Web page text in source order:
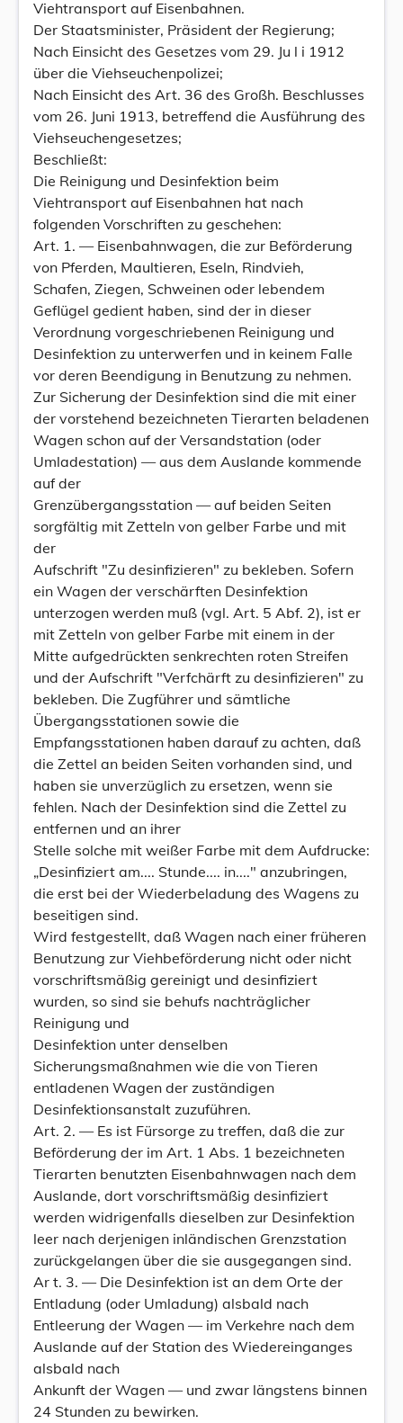
Viehtransport auf Eisenbahnen.
Der Staatsminister, Präsident der Regierung;
Nach Einsicht des Gesetzes vom 29. Ju l i 1912
über die Viehseuchenpolizei;
Nach Einsicht des Art. 36 des Großh. Beschlusses
vom 26. Juni 1913, betreffend die Ausführung des
Viehseuchengesetzes;
Beschließt:
Die Reinigung und Desinfektion beim
Viehtransport auf Eisenbahnen hat nach
folgenden Vorschriften zu geschehen:
Art. 1. — Eisenbahnwagen, die zur Beförderung
von Pferden, Maultieren, Eseln, Rindvieh,
Schafen, Ziegen, Schweinen oder lebendem
Geflügel gedient haben, sind der in dieser
Verordnung vorgeschriebenen Reinigung und
Desinfektion zu unterwerfen und in keinem Falle
vor deren Beendigung in Benutzung zu nehmen.
Zur Sicherung der Desinfektion sind die mit einer
der vorstehend bezeichneten Tierarten beladenen
Wagen schon auf der Versandstation (oder
Umladestation) — aus dem Auslande kommende
auf der
Grenzübergangsstation — auf beiden Seiten
sorgfältig mit Zetteln von gelber Farbe und mit
der
Aufschrift "Zu desinfizieren" zu bekleben. Sofern
ein Wagen der verschärften Desinfektion
unterzogen werden muß (vgl. Art. 5 Abf. 2), ist er
mit Zetteln von gelber Farbe mit einem in der
Mitte aufgedrückten senkrechten roten Streifen
und der Aufschrift "Verfchärft zu desinfizieren" zu
bekleben. Die Zugführer und sämtliche
Übergangsstationen sowie die
Empfangsstationen haben darauf zu achten, daß
die Zettel an beiden Seiten vorhanden sind, und
haben sie unverzüglich zu ersetzen, wenn sie
fehlen. Nach der Desinfektion sind die Zettel zu
entfernen und an ihrer
Stelle solche mit weißer Farbe mit dem Aufdrucke:
„Desinfiziert am.... Stunde.... in...." anzubringen,
die erst bei der Wiederbeladung des Wagens zu
beseitigen sind.
Wird festgestellt, daß Wagen nach einer früheren
Benutzung zur Viehbeförderung nicht oder nicht
vorschriftsmäßig gereinigt und desinfiziert
wurden, so sind sie behufs nachträglicher
Reinigung und
Desinfektion unter denselben
Sicherungsmaßnahmen wie die von Tieren
entladenen Wagen der zuständigen
Desinfektionsanstalt zuzuführen.
Art. 2. — Es ist Fürsorge zu treffen, daß die zur
Beförderung der im Art. 1 Abs. 1 bezeichneten
Tierarten benutzten Eisenbahnwagen nach dem
Auslande, dort vorschriftsmäßig desinfiziert
werden widrigenfalls dieselben zur Desinfektion
leer nach derjenigen inländischen Grenzstation
zurückgelangen über die sie ausgegangen sind.
Ar t. 3. — Die Desinfektion ist an dem Orte der
Entladung (oder Umladung) alsbald nach
Entleerung der Wagen — im Verkehre nach dem
Auslande auf der Station des Wiedereinganges
alsbald nach
Ankunft der Wagen — und zwar längstens binnen
24 Stunden zu bewirken.